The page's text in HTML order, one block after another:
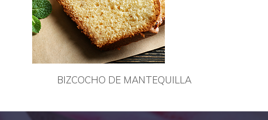
BIZCOCHO DE MANTEQUILLA